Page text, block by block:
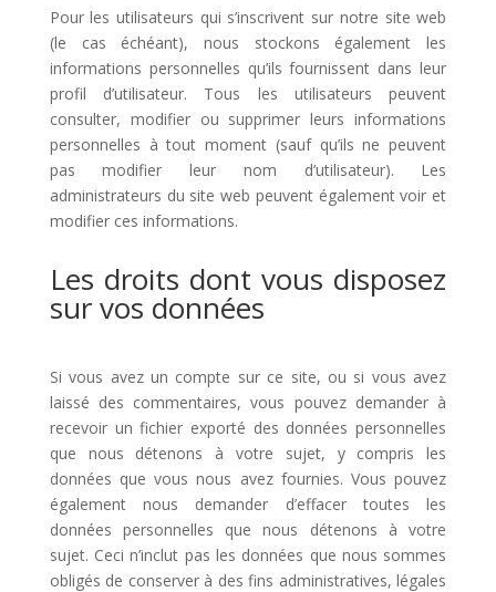
Pour les utilisateurs qui s’inscrivent sur notre site web
(le cas échéant), nous stockons également les
informations personnelles qu’ils fournissent dans leur
profil d’utilisateur. Tous les utilisateurs peuvent
consulter, modifier ou supprimer leurs informations
personnelles à tout moment (sauf qu’ils ne peuvent
pas modifier leur nom d’utilisateur). Les
administrateurs du site web peuvent également voir et
modifier ces informations.
Les droits dont vous disposez
sur vos données
Si vous avez un compte sur ce site, ou si vous avez
laissé des commentaires, vous pouvez demander à
recevoir un fichier exporté des données personnelles
que nous détenons à votre sujet, y compris les
données que vous nous avez fournies. Vous pouvez
également nous demander d’effacer toutes les
données personnelles que nous détenons à votre
sujet. Ceci n’inclut pas les données que nous sommes
obligés de conserver à des fins administratives, légales